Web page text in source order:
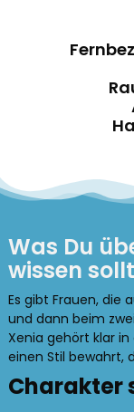
Was Du
wissen
Es gibt Frauen, die
und dann beim
Xenia gehört klar
einen Stil bewahrt,
Charakter